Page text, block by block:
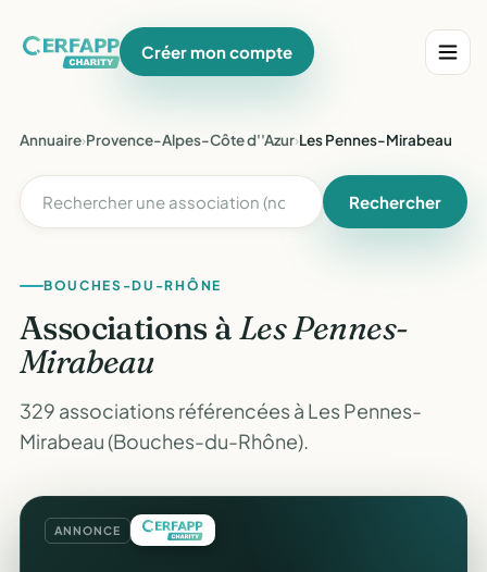
Créer mon compte
Annuaire›Provence-Alpes-Côte d''Azur›Les Pennes-Mirabeau
Rechercher
BOUCHES-DU-RHÔNE
Associations àLes Pennes-
Mirabeau
329 associations référencées à Les Pennes-
Mirabeau (Bouches-du-Rhône).
ANNONCE